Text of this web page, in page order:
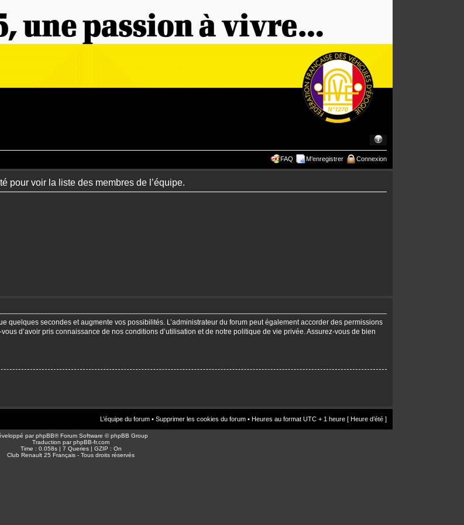
FAQ M’enregistrer Connexion
pour voir la liste des membres de l’équipe.
quelques secondes et augmente vos possibilités. L’administrateur du forum peut également accorder des permissions
d’avoir pris connaissance de nos conditions d’utilisation et de notre politique de vie privée. Assurez-vous de bien
L’équipe du forum • Supprimer les cookies du forum • Heures au format UTC + 1 heure [ Heure d’été ]
parphpBB® Forum Software © phpBB Group
Traduction parphpBB-fr.com
Time : 0.058s | 7 Queries | GZIP : On
Club Renault 25 Français - Tous droits réservés